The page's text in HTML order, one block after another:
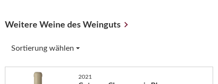
Weitere Weine des Weinguts
Sortierung wählen
2021